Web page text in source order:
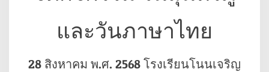
และวันภาษาไทย
28 สิงหาคม พ.ศ. 2568 โรงเรียนโนนเจริญ